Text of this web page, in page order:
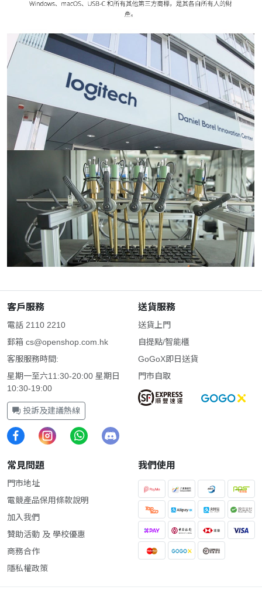
客戶服務
電話 2110 2210
郵箱 cs@openshop.com.hk
客服服務時間:
星期一至六11:30-20:00 星期日
10:30-19:00
投訴及建議熱線
送貨服務
送貨上門
自提點/智能櫃
GoGoX即日送貨
門市自取
常見問題
門市地址
電競產品保用條款說明
加入我們
贊助活動 及 學校優惠
商務合作
隱私權政策
我們使用